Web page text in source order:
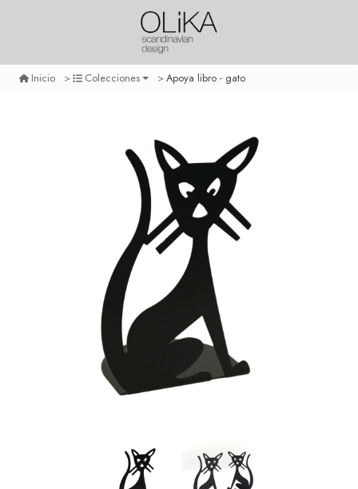
Inicio Colecciones Apoya libro - gato